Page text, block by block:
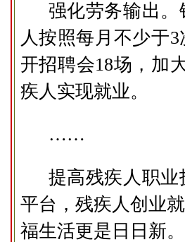
强化劳务输出
人按照每月不少于
开招聘会18场，加
疾人实现就业。
……
提高残疾人职
平台，残疾人创业
福生活更是日日新。